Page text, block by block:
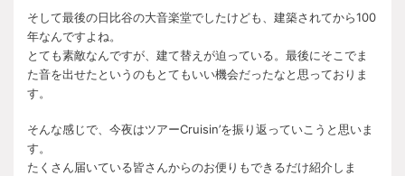
そして最後の日比谷の大音楽堂でしたけども、建築されてから100
年なんですよね。
とても素敵なんですが、建て替えが迫っている。最後にそこでま
た音を出せたというのもとてもいい機会だったなと思っておりま
す。
そんな感じで、今夜はツアーCruisin’を振り返っていこうと思いま
す。
たくさん届いている皆さんからのお便りもできるだけ紹介しま